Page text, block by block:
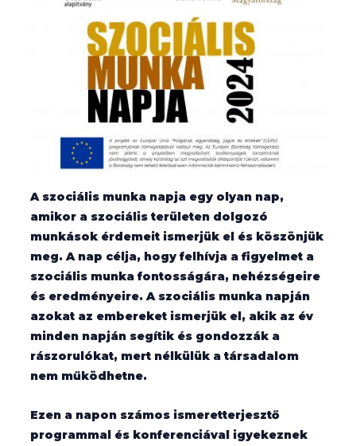
A szociális munka napja egy olyan nap,
amikor a szociális területen dolgozó
munkások érdemeit ismerjük el és köszönjük
meg. A nap célja, hogy felhívja a figyelmet a
szociális munka fontosságára, nehézségeire
és eredményeire. A szociális munka napján
azokat az embereket ismerjük el, akik az év
minden napján segítik és gondozzák a
rászorulókat, mert nélkülük a társadalom
nem működhetne.
Ezen a napon számos ismeretterjesztő
programmal és konferenciával igyekeznek